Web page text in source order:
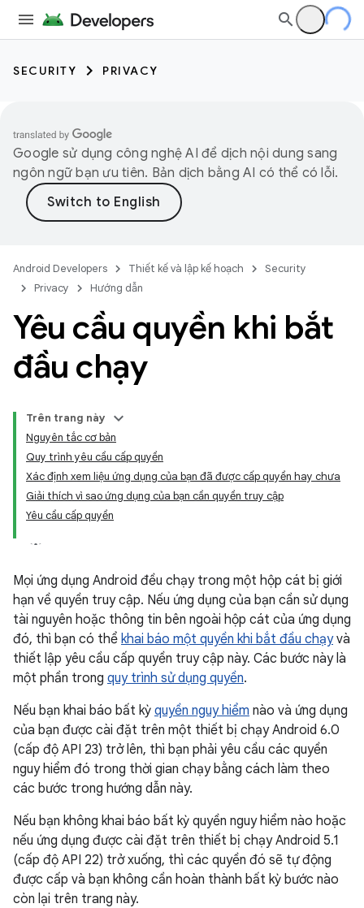
SECURITY PRIVACY
Google sử dụng công nghệ AI để dịch nội dung sang
ngôn ngữ bạn ưu tiên. Bản dịch bằng AI có thể có lỗi.
Android Developers Thiết kế và lập kế hoạch
Security
Privacy
Hướng dẫn
Yêu cầu quyền khi bắt
đầu chạy
Trên trang này
Nguyên tắc cơ bản
Quy trình yêu cầu cấp quyền
Xác định xem liệu ứng dụng của bạn đã được cấp quyền hay chưa
Giải thích vì sao ứng dụng của bạn cần quyền truy cập
Yêu cầu cấp quyền
Mọi ứng dụng Android đều chạy trong một hộp cát bị giới
hạn về quyền truy cập. Nếu ứng dụng của bạn cần sử dụng
tài nguyên hoặc thông tin bên ngoài hộp cát của ứng dụng
đó, thì bạn có thể khai báo một quyền khi bắt đầu chạyvà
thiết lập yêu cầu cấp quyền truy cập này. Các bước này là
một phần trong quy trình sử dụng quyền.
Nếu bạn khai báo bất kỳ quyền nguy hiểm nào và ứng dụng
của bạn được cài đặt trên một thiết bị chạy Android 6.0
(cấp độ API 23) trở lên, thì bạn phải yêu cầu các quyền
nguy hiểm đó trong thời gian chạy bằng cách làm theo
các bước trong hướng dẫn này.
Nếu bạn không khai báo bất kỳ quyền nguy hiểm nào hoặc
nếu ứng dụng được cài đặt trên thiết bị chạy Android 5.1
(cấp độ API 22) trở xuống, thì các quyền đó sẽ tự động
được cấp và bạn không cần hoàn thành bất kỳ bước nào
còn lại trên trang này.